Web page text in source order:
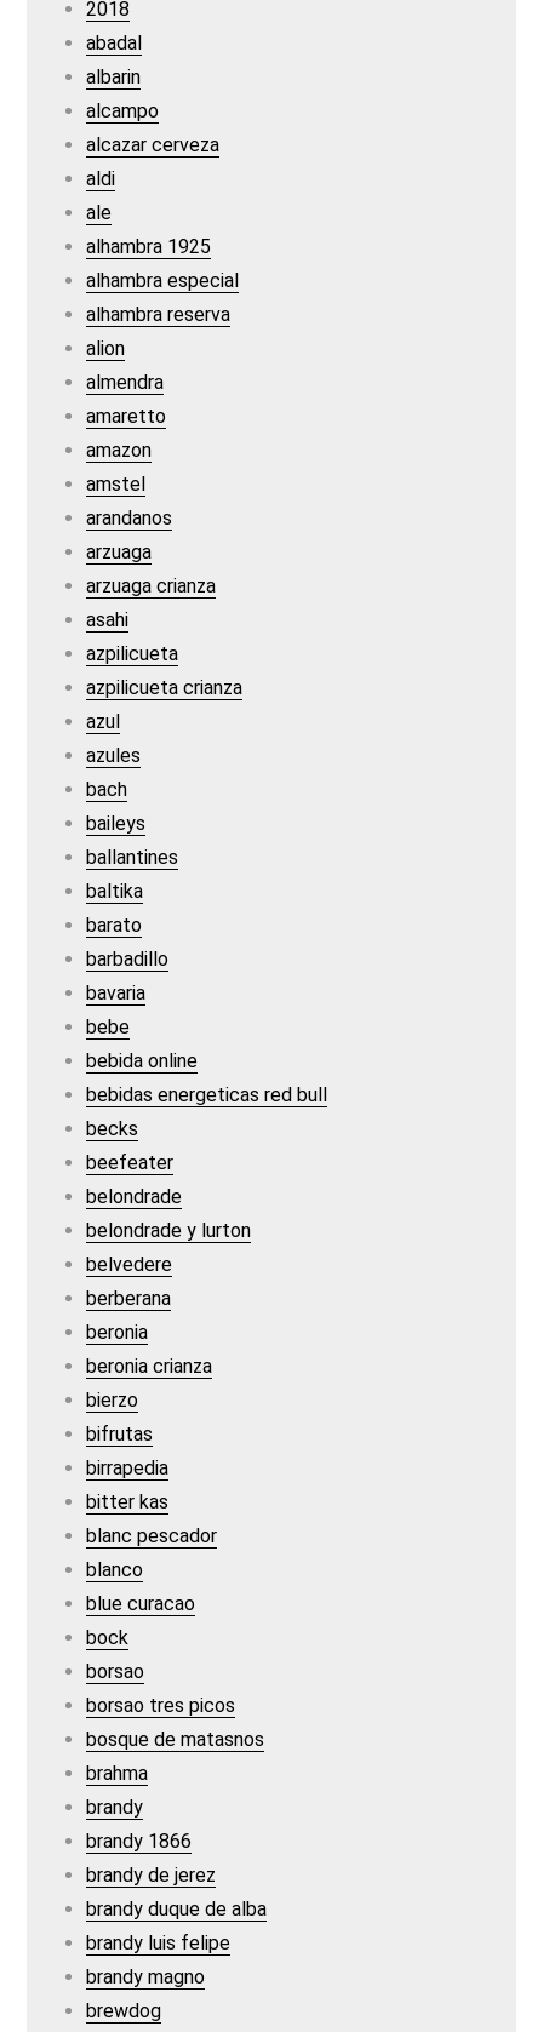
2018
abadal
albarin
alcampo
alcazar cerveza
aldi
ale
alhambra 1925
alhambra especial
alhambra reserva
alion
almendra
amaretto
amazon
amstel
arandanos
arzuaga
arzuaga crianza
asahi
azpilicueta
azpilicueta crianza
azul
azules
bach
baileys
ballantines
baltika
barato
barbadillo
bavaria
bebe
bebida online
bebidas energeticas red bull
becks
beefeater
belondrade
belondrade y lurton
belvedere
berberana
beronia
beronia crianza
bierzo
bifrutas
birrapedia
bitter kas
blanc pescador
blanco
blue curacao
bock
borsao
borsao tres picos
bosque de matasnos
brahma
brandy
brandy 1866
brandy de jerez
brandy duque de alba
brandy luis felipe
brandy magno
brewdog